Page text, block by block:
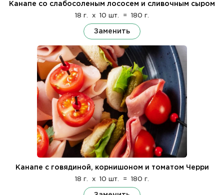
Канапе со слабосоленым лососем и сливочным сыром
18 г. x 10 шт. = 180 г.
Заменить
Канапе с говядиной, корнишоном и томатом Черри
18 г. x 10 шт. = 180 г.